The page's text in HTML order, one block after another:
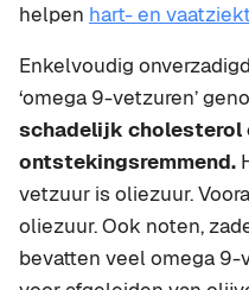
helpen hart- en
Enkelvoudig
‘omega 9-vetzuren’
schadelijk cholesterol
ontstekingsremmend.
vetzuur is oliezuur.
oliezuur. Ook noten,
bevatten veel omega